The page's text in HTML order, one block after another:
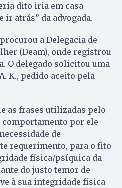
dito iria em casa
ir atrás” da advogada.
a Delegacia de
(Deam), onde registrou
O delegado solicitou uma
K., pedido aceito pela
as frases utilizadas pelo
comportamento por ele
de
requerimento, para o fito
física/psíquica da
do justo temor de
à sua integridade física